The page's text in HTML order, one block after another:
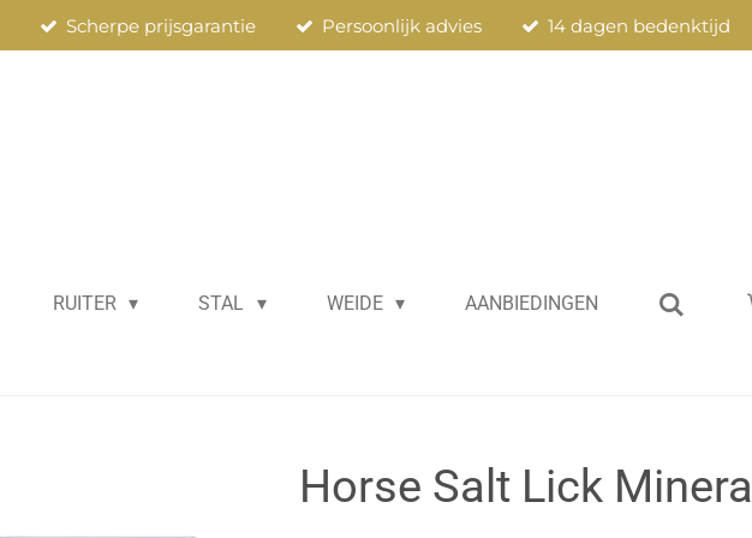
Scherpe prijsgarantie Persoonlijk advies 14 dagen bedenktijd
RUITER STAL WEIDE AANBIEDINGEN
Horse Salt Lick Mineral